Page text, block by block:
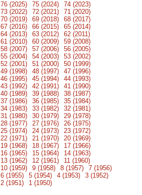
76 (2025) 75 (2024)
74 (2023)
73 (2022)
72 (2021)
71 (2020)
70 (2019)
69 (2018)
68 (2017)
67 (2016)
66 (2015)
65 (2014)
64 (2013)
63 (2012)
62 (2011)
61 (2010)
60 (2009)
59 (2008)
58 (2007)
57 (2006)
56 (2005)
55 (2004)
54 (2003)
53 (2002)
52 (2001)
51 (2000)
50 (1999)
49 (1998)
48 (1997)
47 (1996)
46 (1995)
45 (1994)
44 (1993)
43 (1992)
42 (1991)
41 (1990)
40 (1989)
39 (1988)
38 (1987)
37 (1986)
36 (1985)
35 (1984)
34 (1983)
33 (1982)
32 (1981)
31 (1980)
30 (1979)
29 (1978)
28 (1977)
27 (1976)
26 (1975)
25 (1974)
24 (1973)
23 (1972)
22 (1971)
21 (1970)
20 (1969)
19 (1968)
18 (1967)
17 (1966)
16 (1965)
15 (1964)
14 (1963)
13 (1962)
12 (1961)
11 (1960)
10 (1959)
9 (1958) 8 (1957)
7 (1956)
6 (1955)
5 (1954) 4 (1953)
3 (1952)
2 (1951)
1 (1950)